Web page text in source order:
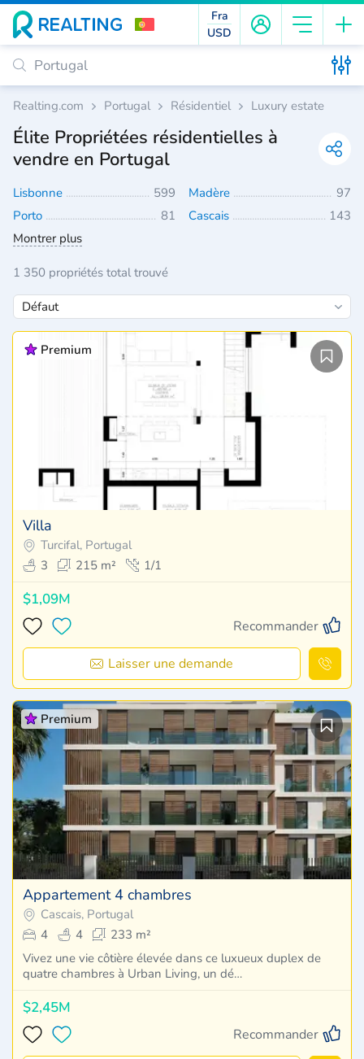
Fra
USD
Realting.com Portugal Résidentiel Luxury estate
Élite Propriétées résidentielles à
vendre en Portugal
Lisbonne 599 Madère
97
Porto
81 Cascais
143
Montrer plus
1 350 propriétés total trouvé
Premium
Villa
Turcifal, Portugal
3
215 m² 1/1
$1,09M
Recommander
Laisser une demande
Premium
Appartement 4 chambres
Cascais, Portugal
4
4
233 m²
Vivez une vie côtière élevée dans ce luxueux duplex de
quatre chambres à Urban Living, un dé…
$2,45M
Recommander